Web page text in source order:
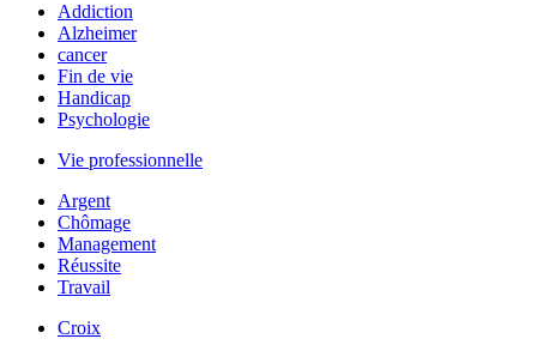
Addiction
Alzheimer
cancer
Fin de vie
Handicap
Psychologie
Vie professionnelle
Argent
Chômage
Management
Réussite
Travail
Croix